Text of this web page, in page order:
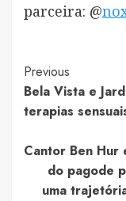
parceira: @
Post
Previous
Bela Vista e
terapias
Cantor Ben Hur
do pagode
uma